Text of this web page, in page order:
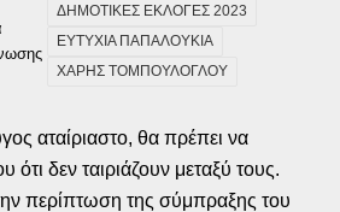
ΔΗΜΟΤΙΚΕΣ ΕΚΛΟΓΕΣ 2023
ΕΥΤΥΧΙΑ ΠΑΠΑΛΟΥΚΙΑ
ΧΑΡΗΣ ΤΟΜΠΟΥΛΟΓΛΟΥ
αταίριαστο, θα πρέπει να
δεν ταιριάζουν μεταξύ τους.
περίπτωση της σύμπραξης του